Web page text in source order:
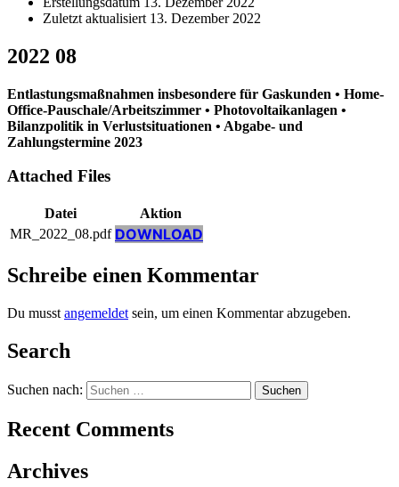
Zuletzt aktualisiert 13. Dezember 2022
2022 08
Entlastungsmaßnahmen insbesondere für Gaskunden • Home-
Office-Pauschale/Arbeitszimmer • Photovoltaikanlagen •
Bilanzpolitik in Verlustsituationen • Abgabe- und
Zahlungstermine 2023
Attached Files
Datei
Aktion
MR_2022_08.pdf DOWNLOAD
Schreibe einen Kommentar
Du musst angemeldet sein, um einen Kommentar abzugeben.
Search
Suchen nach:
Recent Comments
Archives